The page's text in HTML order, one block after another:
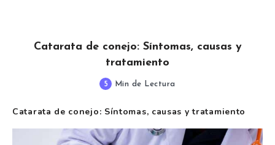
Catarata de conejo: Síntomas, causas y
tratamiento
5 Min de Lectura
Catarata de conejo: Síntomas, causas y tratamiento